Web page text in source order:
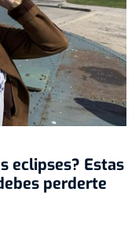
eclipses? Estas
perderte